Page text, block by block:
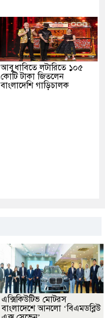
আবুধাবিতে লটারিতে ১০৫
কোটি টাকা জিতলেন
বাংলাদেশি গাড়িচালক
এক্সিকিউটিভ মোটরস
বাংলাদেশে আনলো ‘বিএমডব্লিউ